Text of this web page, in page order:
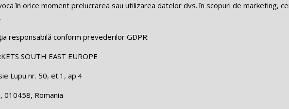
în orice moment prelucrarea sau utilizarea datelor dvs. în scopuri de marketing,
responsabilă conform prevederilor GDPR:
SOUTH EAST EUROPE
Lupu nr. 50, et.1, ap.4
010458, Romania